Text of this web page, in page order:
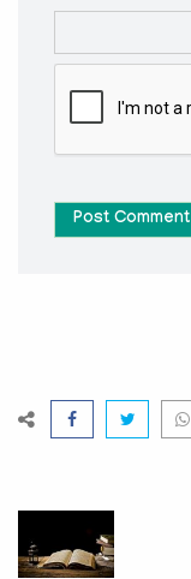
Post Comment